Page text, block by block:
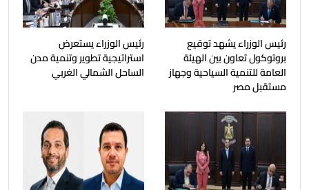
رئيس الوزراء يشهد توقيع
بروتوكول تعاون بين الهيئة
العامة للتنمية السياحية وجهاز
مستقبل مصر
رئيس الوزراء يستعرض
استراتيجية تطوير وتنمية مدن
الساحل الشمالي الغربي